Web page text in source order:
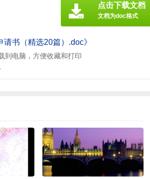
请书（精选20篇）.doc》
到电脑，方便收藏和打印
点击下载文档
文档为doc格式